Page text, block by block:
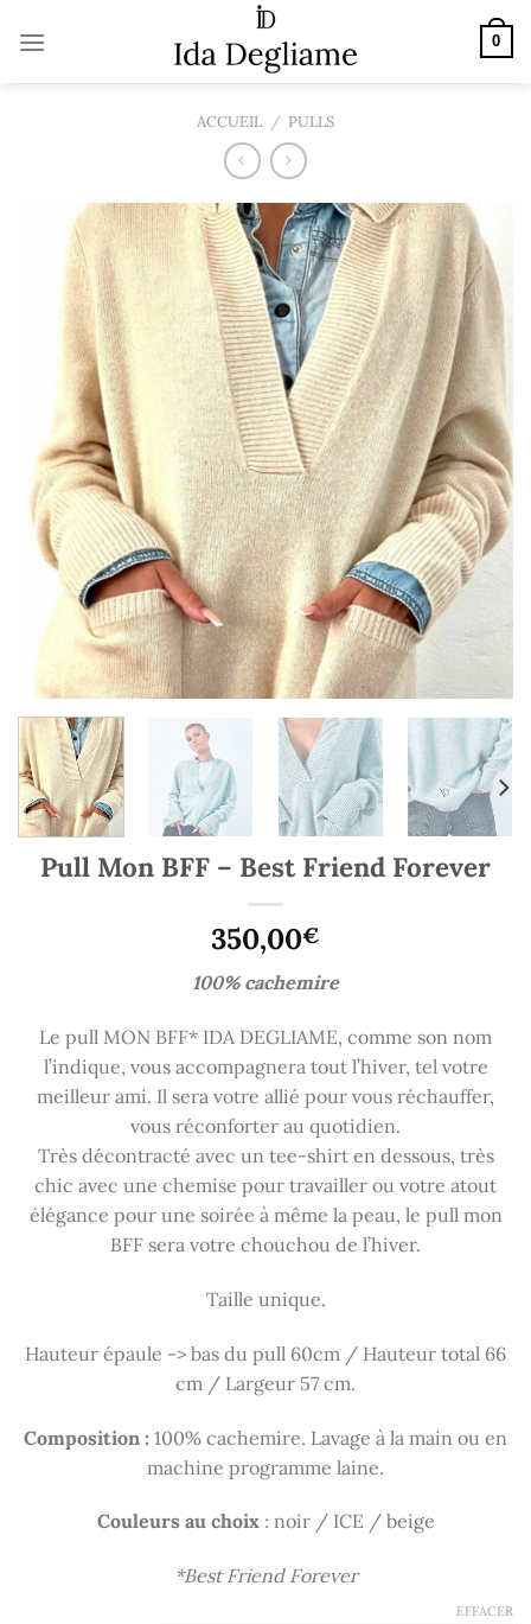
0
ACCUEIL / PULLS
Pull Mon BFF – Best Friend Forever
350,00€
100% cachemire
Le pull MON BFF* IDA DEGLIAME, comme son nom
l’indique, vous accompagnera tout l’hiver, tel votre
meilleur ami. Il sera votre allié pour vous réchauffer,
vous réconforter au quotidien.
Très décontracté avec un tee-shirt en dessous, très
chic avec une chemise pour travailler ou votre atout
élégance pour une soirée à même la peau, le pull mon
BFF sera votre chouchou de l’hiver.
Taille unique.
Hauteur épaule -> bas du pull 60cm / Hauteur total 66
cm / Largeur 57 cm.
Composition : 100% cachemire. Lavage à la main ou en
machine programme laine.
Couleurs au choix: noir / ICE / beige
*Best Friend Forever
EFFACER